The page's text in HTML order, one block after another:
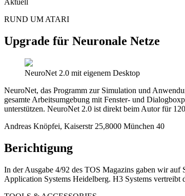
RUND UM ATARI
Upgrade für Neuronale Netze
NeuroNet 2.0 mit eigenem Desktop
NeuroNet, das Programm zur Simulation und
gesamte Arbeitsumgebung mit Fenster- und
unterstützen. NeuroNet 2.0 ist direkt beim Autor für
Andreas Knöpfei, Kaiserstr 25,8000 München 40
Berichtigung
In der Ausgabe 4/92 des TOS Magazins gaben wir
Application Systems Heidelberg. H3 Systems vertreibt